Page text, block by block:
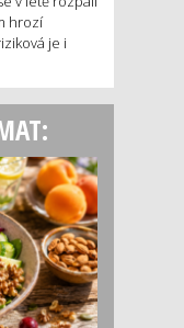
hrozí
je i